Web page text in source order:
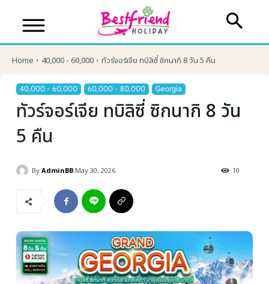
บริษัทเบสเฟรนด์ ฮอลิเดย์
เส้นทางที่ต้องการ
Home 40,000 - 60,000 ทัวร์จอร์เจีย ทบิลิซี่ ซิกนากิ 8 วัน 5 คืน
40,000 - 60,000 60,000 - 80,000 Georgia
ทัวร์จอร์เจีย ทบิลิซี่ ซิกนากิ 8 วัน
5 คืน
By AdminBB May 30, 2026 10